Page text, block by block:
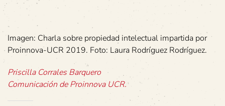
Imagen: Charla sobre propiedad intelectual impartida por
Proinnova-UCR 2019. Foto: Laura Rodríguez Rodríguez.
Priscilla Corrales Barquero
Comunicación de Proinnova UCR.